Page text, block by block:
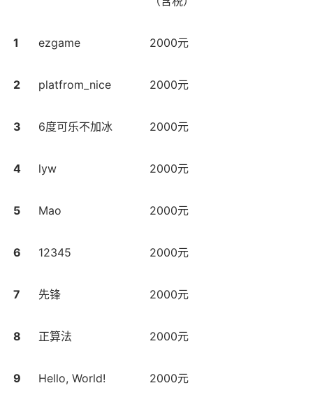
1 ezgame 2000元
2 platfrom_nice 2000元
3 6度可乐不加冰 2000元
4 lyw 2000元
5 Mao 2000元
6 12345 2000元
7 先锋 2000元
8 正算法 2000元
9 Hello, World! 2000元